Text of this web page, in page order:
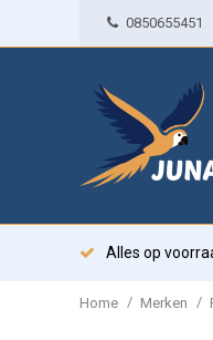
0850655451
Alles op
Home / Merken /